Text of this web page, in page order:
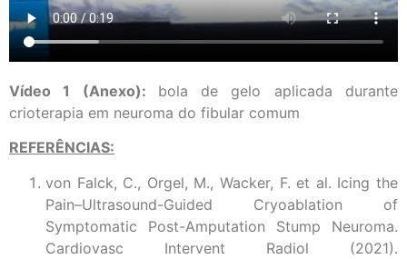
Vídeo 1 (Anexo): bola de gelo aplicada durante
crioterapia em neuroma do fibular comum
REFERÊNCIAS:
von Falck, C., Orgel, M., Wacker, F. et al. Icing the
Pain–Ultrasound-Guided Cryoablation of
Symptomatic Post-Amputation Stump Neuroma.
Cardiovasc Intervent Radiol (2021).